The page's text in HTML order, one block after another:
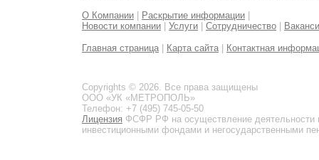
О Компании
Раскрытие информации
Новости компании
Услуги Сотрудничество
Главная страница Карта сайта Контактная
Copyrights © 2026. Все права защищены
ООО «УК «МЕТРОПОЛЬ»
Телефон: +7 (495) 745-05-50
Лицензия ФСФР РФ на осуществление
инвестиционными фондами и негосударственными